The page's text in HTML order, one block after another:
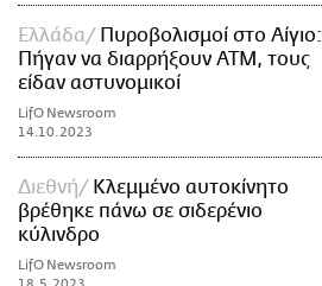
Ελλάδα
Πυροβολισμοί στο Αίγιο:
Πήγαν να διαρρήξουν ATM, τους
είδαν αστυνομικοί
LifO Newsroom
14.10.2023
Διεθνή
Κλεμμένο αυτοκίνητο
βρέθηκε πάνω σε σιδερένιο
κύλινδρο
LifO Newsroom